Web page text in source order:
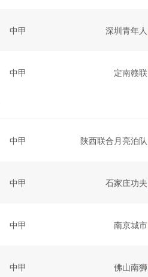
中甲 深圳青年人
中甲 定南赣联
中甲 陕西联合月亮泊队
中甲 石家庄功夫
中甲 南京城市
中甲 佛山南狮